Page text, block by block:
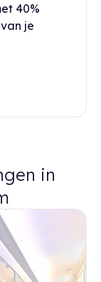
40%
je
in